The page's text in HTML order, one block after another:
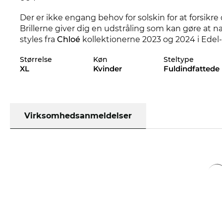
Der er ikke engang behov for solskin for at
Brillerne giver dig en udstråling som kan gøre at
styles fra Chloé kollektionerne 2023 og 2024 i
Brillestellet er særligt designet til powerkvinder
.
kombineres til klassisk chic.
stel, som disse,
Brillerne er på lager. Hvis du bestiller nu kan vi
på lager og vores altid motiverede optiker venter
Størrelse
XL
Køn
Kvinder
Steltype
Fuldindfattede
Virksomhedsanmeldelser